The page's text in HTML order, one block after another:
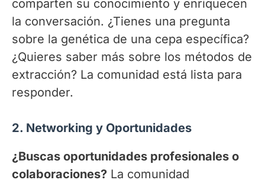
comparten su conocimiento y enriquecen
la conversación. ¿Tienes una pregunta
sobre la genética de una cepa específica?
¿Quieres saber más sobre los métodos de
extracción? La comunidad está lista para
responder.
2. Networking y Oportunidades
¿Buscas oportunidades profesionales o
colaboraciones? La comunidad